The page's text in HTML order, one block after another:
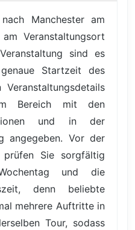
Manchester am
Veranstaltungsort
sind es
Startzeit des
Bereich mit den
und in der
angegeben. Vor der
Sie sorgfältig
und die
denn beliebte
mehrere Auftritte in
Tour, sodass